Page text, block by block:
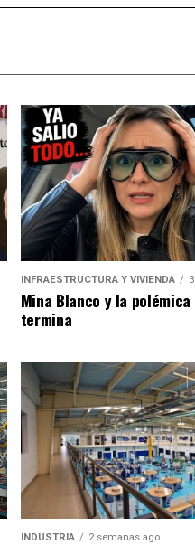
INFRAESTRUCTURA Y VIVIENDA
Mina Blanco y la polémica
termina
INDUSTRIA 2 semanas ago